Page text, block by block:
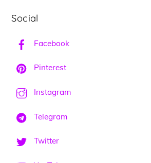
Social
Facebook
Pinterest
Instagram
Telegram
Twitter